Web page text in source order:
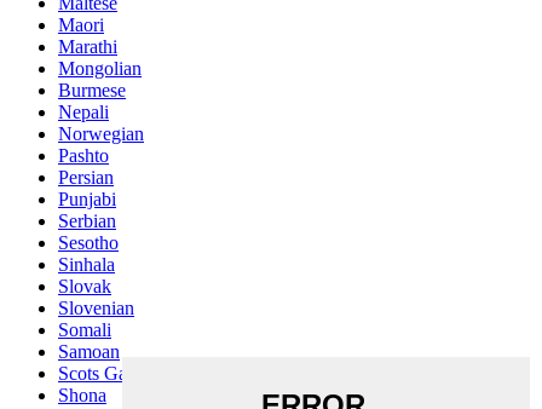
Maori
Marathi
Mongolian
Burmese
Nepali
Norwegian
Pashto
Persian
Punjabi
Serbian
Sesotho
Sinhala
Slovak
Slovenian
Somali
Samoan
Scots Gaelic
Shona